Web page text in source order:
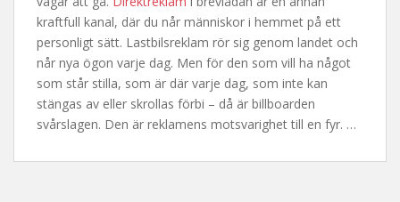
kraftfull kanal, där du når människor i hemmet på ett
personligt sätt. Lastbilsreklam rör sig genom landet och
når nya ögon varje dag. Men för den som vill ha något
som står stilla, som är där varje dag, som inte kan
stängas av eller skrollas förbi – då är billboarden
svårslagen. Den är reklamens motsvarighet till en fyr. …